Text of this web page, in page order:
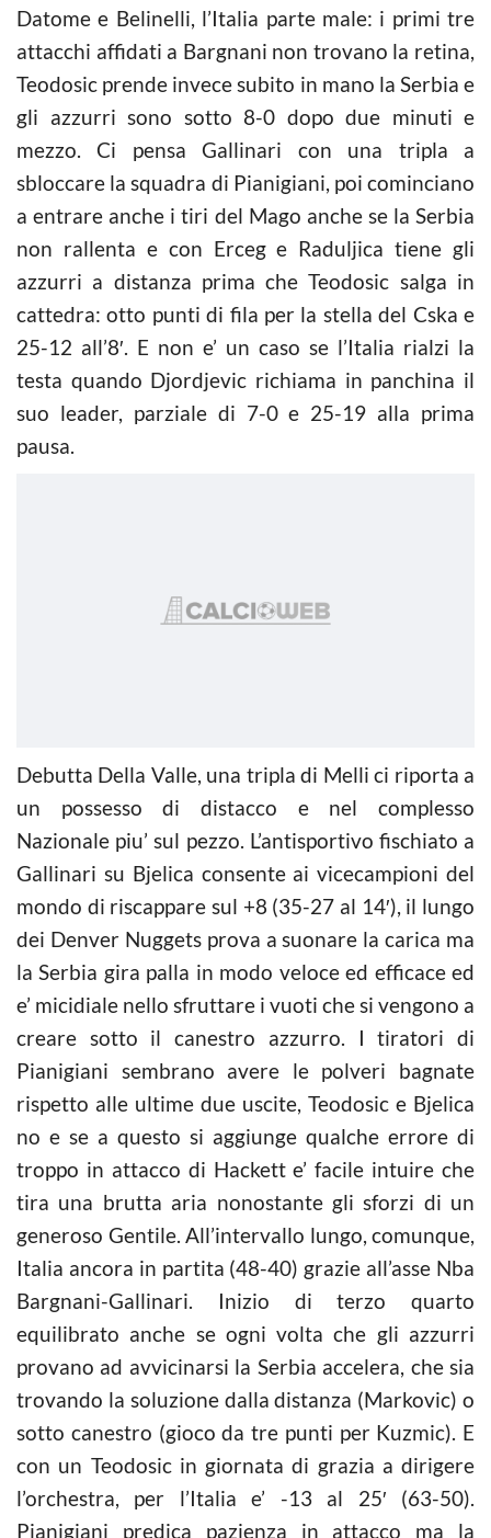
Datome e Belinelli, l’Italia parte male: i primi tre
attacchi affidati a Bargnani non trovano la retina,
Teodosic prende invece subito in mano la Serbia e
gli azzurri sono sotto 8-0 dopo due minuti e
mezzo. Ci pensa Gallinari con una tripla a
sbloccare la squadra di Pianigiani, poi cominciano
a entrare anche i tiri del Mago anche se la Serbia
non rallenta e con Erceg e Raduljica tiene gli
azzurri a distanza prima che Teodosic salga in
cattedra: otto punti di fila per la stella del Cska e
25-12 all’8′. E non e’ un caso se l’Italia rialzi la
testa quando Djordjevic richiama in panchina il
suo leader, parziale di 7-0 e 25-19 alla prima
pausa.
Debutta Della Valle, una tripla di Melli ci riporta a
un possesso di distacco e nel complesso
Nazionale piu’ sul pezzo. L’antisportivo fischiato a
Gallinari su Bjelica consente ai vicecampioni del
mondo di riscappare sul +8 (35-27 al 14′), il lungo
dei Denver Nuggets prova a suonare la carica ma
la Serbia gira palla in modo veloce ed efficace ed
e’ micidiale nello sfruttare i vuoti che si vengono a
creare sotto il canestro azzurro. I tiratori di
Pianigiani sembrano avere le polveri bagnate
rispetto alle ultime due uscite, Teodosic e Bjelica
no e se a questo si aggiunge qualche errore di
troppo in attacco di Hackett e’ facile intuire che
tira una brutta aria nonostante gli sforzi di un
generoso Gentile. All’intervallo lungo, comunque,
Italia ancora in partita (48-40) grazie all’asse Nba
Bargnani-Gallinari. Inizio di terzo quarto
equilibrato anche se ogni volta che gli azzurri
provano ad avvicinarsi la Serbia accelera, che sia
trovando la soluzione dalla distanza (Markovic) o
sotto canestro (gioco da tre punti per Kuzmic). E
con un Teodosic in giornata di grazia a dirigere
l’orchestra, per l’Italia e’ -13 al 25′ (63-50).
Pianigiani predica pazienza in attacco ma la